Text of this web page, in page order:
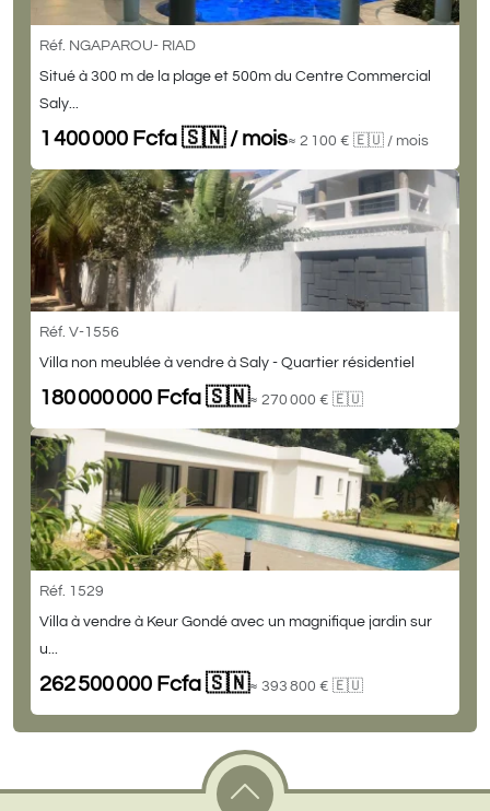
Réf. NGAPAROU- RIAD
Situé à 300 m de la plage et 500m du Centre Commercial
Saly...
1 400 000 Fcfa 🇸🇳/ mois≈ 2 100 € 🇪🇺 / mois
Réf. V-1556
Villa non meublée à vendre à Saly - Quartier résidentiel
180 000 000 Fcfa 🇸🇳≈ 270 000 € 🇪🇺
Réf. 1529
Villa à vendre à Keur Gondé avec un magnifique jardin sur
u...
262 500 000 Fcfa 🇸🇳≈ 393 800 € 🇪🇺